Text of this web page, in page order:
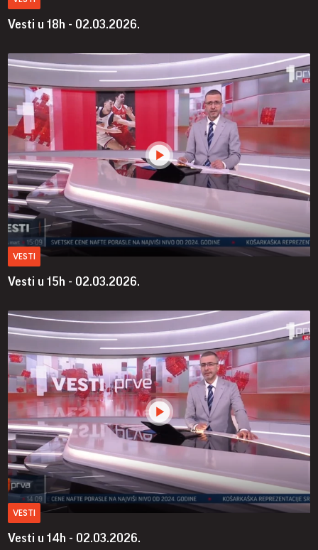
Vesti u 18h - 02.03.2026.
VESTI
Vesti u 15h - 02.03.2026.
VESTI
Vesti u 14h - 02.03.2026.